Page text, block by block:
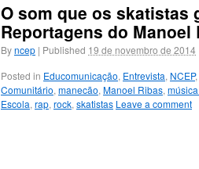
O som que os skatistas
Reportagens do Manoel
Byncep | Published 19 de novembro de 2014
Posted in Educomunicação, Entrevista, NCEP,
Comunitário, manecão, Manoel Ribas,
Escola, rap, rock, skatistas Leave a comment